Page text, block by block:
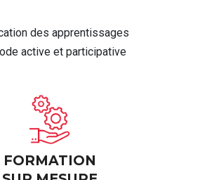
des apprentissages
active et participative
FORMATION